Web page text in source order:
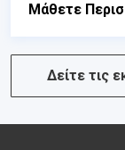
Μάθετε
Δείτε τις